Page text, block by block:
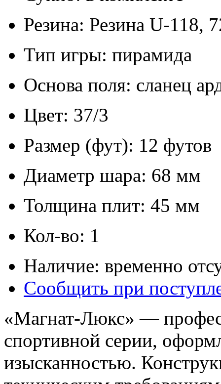
Резина: Резина U-118,
Тип игры: пирамида
Основа поля: сланец
Цвет: 37/3
Размер (фут): 12 футов
Диаметр шара: 68 мм
Толщина плит: 45 мм
Кол-во: 1
Наличие: временно
Сообщить при
«Магнат-Люкс» —
спортивной серии,
изысканностью.